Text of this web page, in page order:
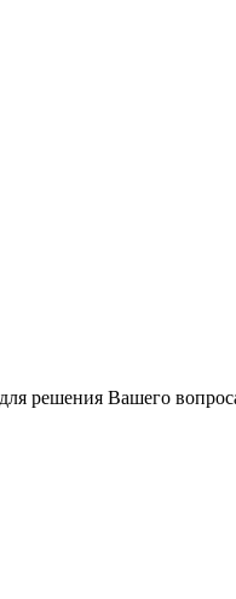
решения Вашего